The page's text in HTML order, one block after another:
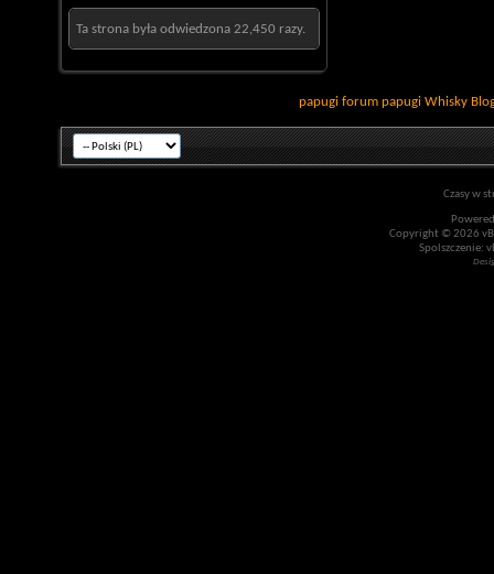
Ta strona była odwiedzona 22,450 razy.
papugi forum papugi Whisky
Czasy w
Copyright © 2026
Spolszczenie: